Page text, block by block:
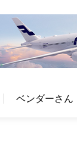
ベンダーさん